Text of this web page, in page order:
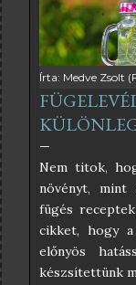
á
!
Írta: Medve Zsolt
Nem titok,
növényt, mint
fügés
cikket, hogy a
előnyös
készsítettünk